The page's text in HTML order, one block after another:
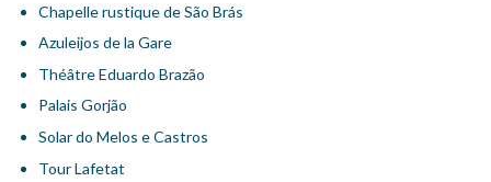
Chapelle rustique de São Brás
Azuleijos de la Gare
Théâtre Eduardo Brazão
Palais Gorjão
Solar do Melos e Castros
Tour Lafetat